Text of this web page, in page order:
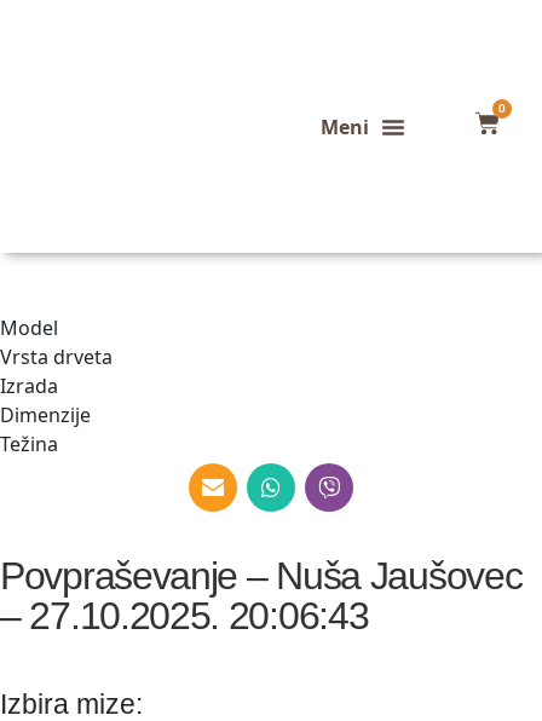
0
Model
Vrsta drveta
Izrada
Dimenzije
Težina
Povpraševanje – Nuša Jaušovec
– 27.10.2025. 20:06:43
Izbira mize: